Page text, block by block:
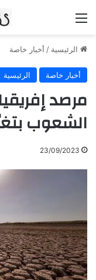
الرئيسية / أخبار خاصة
أخبار خاصة الرئيسية
مرصد
الشعوب
23/09/2023